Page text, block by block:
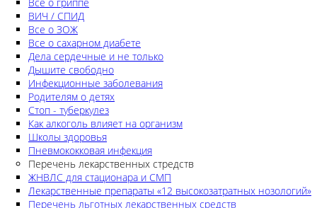
ВИЧ / СПИД
Все о ЗОЖ
Все о сахарном диабете
Дела сердечные и не только
Дышите свободно
Инфекционные заболевания
Родителям о детях
Стоп - туберкулез
Как алкоголь влияет на организм
Школы здоровья
Пневмококковая инфекция
Перечень лекарственных стредств
ЖНВЛС для стационара и СМП
Лекарственные препараты «12 высокозатратных нозологий»
Перечень льготных лекарственных средств